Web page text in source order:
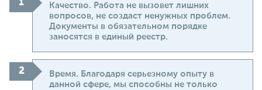
Качество. Работа не вызовет лишних
вопросов, не создаст ненужных проблем.
Документы в обязательном порядке
заносятся в единый реестр.
Время. Благодаря серьезному опыту в
данной сфере, мы способны не только